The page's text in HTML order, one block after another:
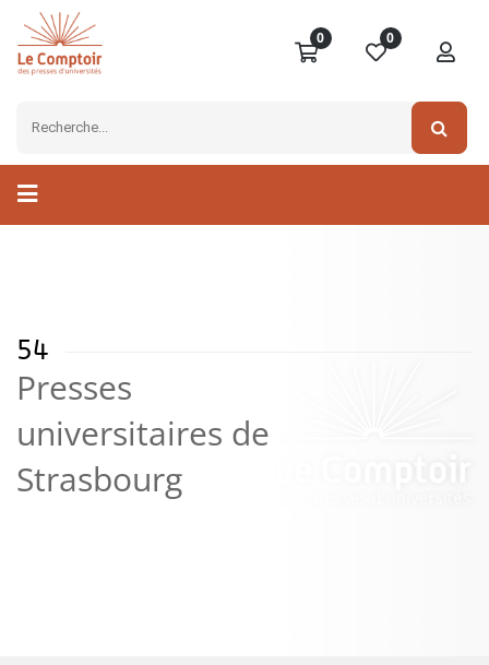
0 0
54
Presses
universitaires de
Strasbourg